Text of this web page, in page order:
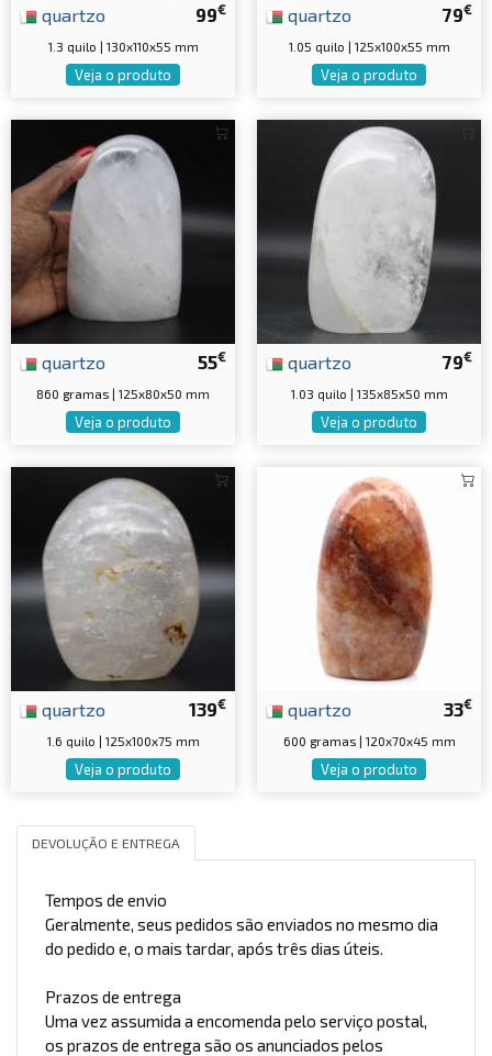
99€
quartzo
1.3 quilo | 130x110x55 mm
Veja o produto
79€
quartzo
1.05 quilo | 125x100x55 mm
Veja o produto
55€
quartzo
860 gramas | 125x80x50 mm
Veja o produto
79€
quartzo
1.03 quilo | 135x85x50 mm
Veja o produto
139€
quartzo
1.6 quilo | 125x100x75 mm
Veja o produto
33€
quartzo
600 gramas | 120x70x45 mm
Veja o produto
DEVOLUÇÃO E ENTREGA
Tempos de envio
Geralmente, seus pedidos são enviados no mesmo dia
do pedido e, o mais tardar, após três dias úteis.
Prazos de entrega
Uma vez assumida a encomenda pelo serviço postal,
os prazos de entrega são os anunciados pelos